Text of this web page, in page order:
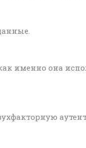
именно она